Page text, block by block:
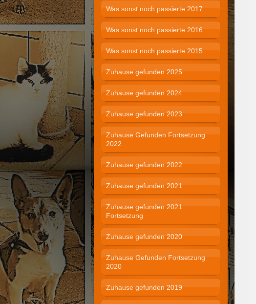
Was sonst noch passierte 2017
Was sonst noch passierte 2016
Was sonst noch passierte 2015
Zuhause gefunden 2025
Zuhause gefunden 2024
Zuhause gefunden 2023
Zuhause Gefunden Fortsetzung
2022
Zuhause gefunden 2022
Zuhause gefunden 2021
Zuhause gefunden 2021
Fortsetzung
Zuhause gefunden 2020
Zuhause Gefunden Fortsetzung
2020
Zuhause gefunden 2019